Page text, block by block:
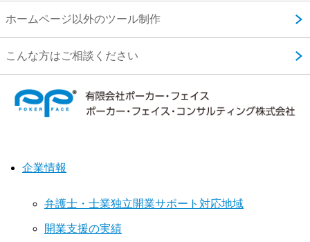
ホームページ以外のツール制作
こんな方はご相談ください
企業情報
弁護士・士業独立開業サポート対応地域
開業支援の実績